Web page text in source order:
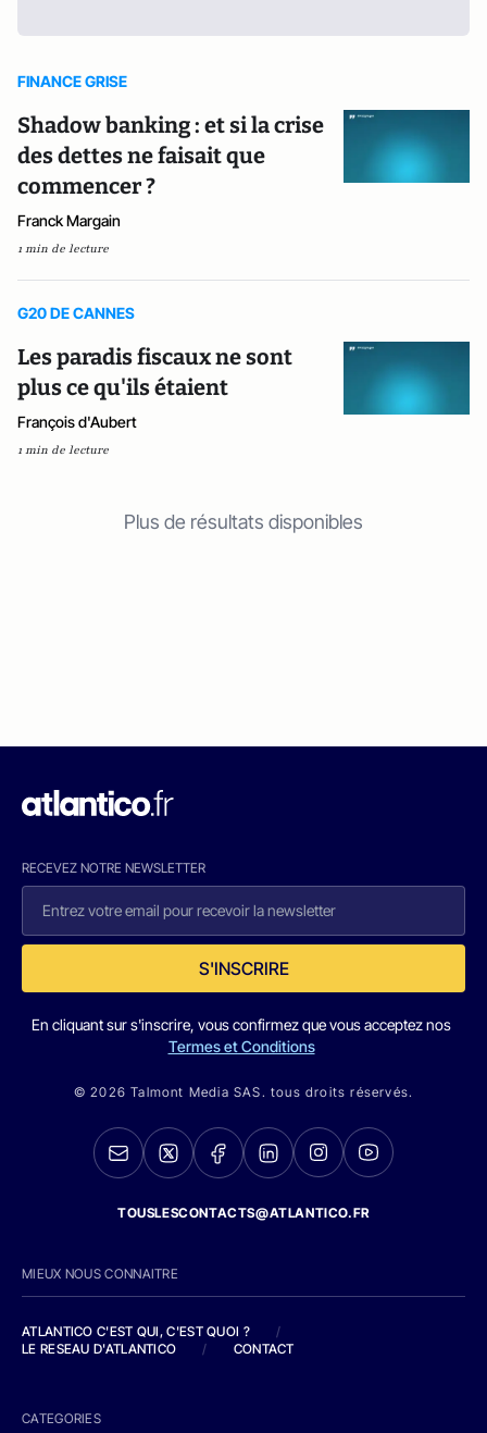
FINANCE GRISE
Shadow banking : et si la crise
des dettes ne faisait que
commencer ?
Franck Margain
1 min de lecture
G20 DE CANNES
Les paradis fiscaux ne sont
plus ce qu'ils étaient
François d'Aubert
1 min de lecture
Plus de résultats disponibles
RECEVEZ NOTRE NEWSLETTER
S'INSCRIRE
En cliquant sur s'inscrire, vous confirmez que vous acceptez nos
Termes et Conditions
© 2026 Talmont Media SAS. tous droits réservés.
TOUSLESCONTACTS@ATLANTICO.FR
MIEUX NOUS CONNAITRE
ATLANTICO C'EST QUI, C'EST QUOI ?
/
LE RESEAU D'ATLANTICO
/ CONTACT
CATEGORIES